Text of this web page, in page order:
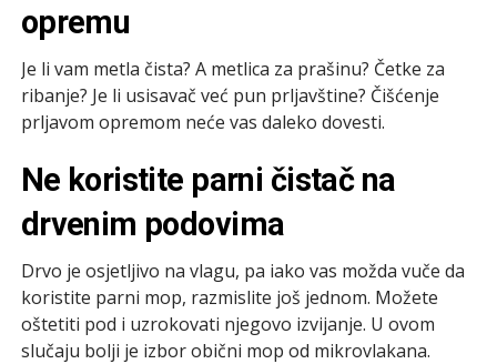
opremu
Je li vam metla čista? A metlica za prašinu? Četke za
ribanje? Je li usisavač već pun prljavštine? Čišćenje
prljavom opremom neće vas daleko dovesti.
Ne koristite parni čistač na
drvenim podovima
Drvo je osjetljivo na vlagu, pa iako vas možda vuče da
koristite parni mop, razmislite još jednom. Možete
oštetiti pod i uzrokovati njegovo izvijanje. U ovom
slučaju bolji je izbor obični mop od mikrovlakana.